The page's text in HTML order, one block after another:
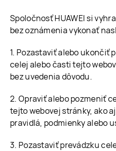
Spoločnosť HUAWEI si
bez oznámenia vykonať
1. Pozastaviť alebo ukončiť
celej alebo časti tejto
bez uvedenia dôvodu.
2. Opraviť alebo pozmeniť
tejto webovej stránky, ako
pravidlá, podmienky alebo
3. Pozastaviť prevádzku